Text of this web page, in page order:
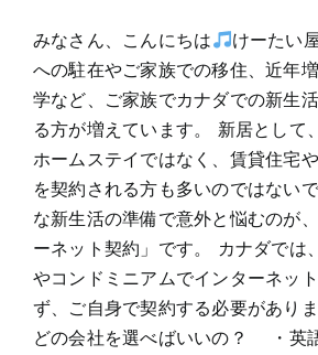
みなさん、こんにちは けーたい
への駐在やご家族での移住、近年
学など、ご家族でカナダでの新生
る方が増えています。 新居として
ホームステイではなく、賃貸住宅
を契約される方も多いのではない
な新生活の準備で意外と悩むのが
ーネット契約」です。 カナダでは
やコンドミニアムでインターネッ
ず、ご自身で契約する必要があり
どの会社を選べばいいの？ ・英